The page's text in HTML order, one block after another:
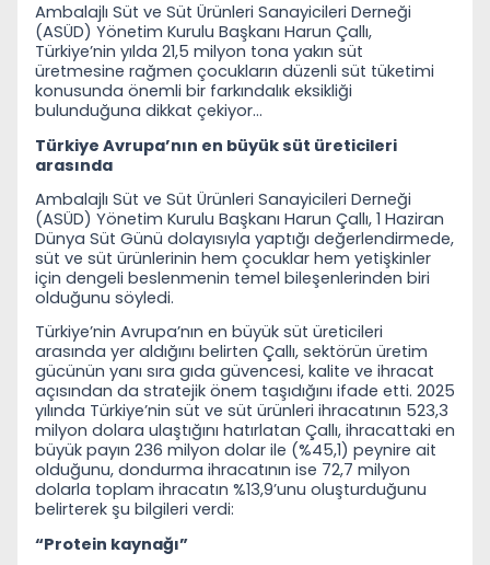
Ambalajlı Süt ve Süt Ürünleri Sanayicileri Derneği
(ASÜD) Yönetim Kurulu Başkanı Harun Çallı,
Türkiye’nin yılda 21,5 milyon tona yakın süt
üretmesine rağmen çocukların düzenli süt tüketimi
konusunda önemli bir farkındalık eksikliği
bulunduğuna dikkat çekiyor…
Türkiye Avrupa’nın en büyük süt üreticileri
arasında
Ambalajlı Süt ve Süt Ürünleri Sanayicileri Derneği
(ASÜD) Yönetim Kurulu Başkanı Harun Çallı, 1 Haziran
Dünya Süt Günü dolayısıyla yaptığı değerlendirmede,
süt ve süt ürünlerinin hem çocuklar hem yetişkinler
için dengeli beslenmenin temel bileşenlerinden biri
olduğunu söyledi.
Türkiye’nin Avrupa’nın en büyük süt üreticileri
arasında yer aldığını belirten Çallı, sektörün üretim
gücünün yanı sıra gıda güvencesi, kalite ve ihracat
açısından da stratejik önem taşıdığını ifade etti. 2025
yılında Türkiye’nin süt ve süt ürünleri ihracatının 523,3
milyon dolara ulaştığını hatırlatan Çallı, ihracattaki en
büyük payın 236 milyon dolar ile (%45,1) peynire ait
olduğunu, dondurma ihracatının ise 72,7 milyon
dolarla toplam ihracatın %13,9’unu oluşturduğunu
belirterek şu bilgileri verdi:
“Protein kaynağı”